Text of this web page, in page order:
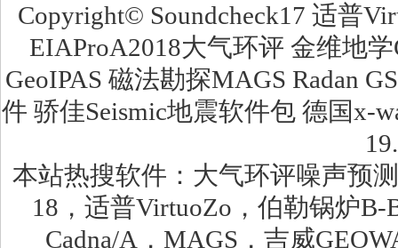
Copyright© Soundcheck17 适普
EIAProA2018大气环评 金维地
GeoIPAS 磁法勘探MAGS Radan
件 骄佳Seismic地震软件包 德国x-
本站热搜软件：大气环评噪声预
18，适普VirtuoZo，伯勒锅炉B-
Cadna/A，MAGS，吉威